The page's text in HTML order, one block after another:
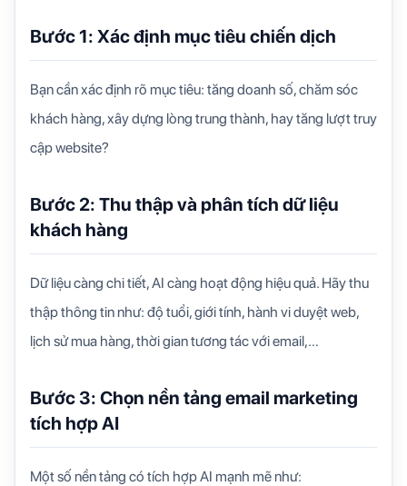
Bước 1: Xác định mục tiêu chiến dịch
Bạn cần xác định rõ mục tiêu: tăng doanh số, chăm sóc
khách hàng, xây dựng lòng trung thành, hay tăng lượt truy
cập website?
Bước 2: Thu thập và phân tích dữ liệu
khách hàng
Dữ liệu càng chi tiết, AI càng hoạt động hiệu quả. Hãy thu
thập thông tin như: độ tuổi, giới tính, hành vi duyệt web,
lịch sử mua hàng, thời gian tương tác với email,…
Bước 3: Chọn nền tảng email marketing
tích hợp AI
Một số nền tảng có tích hợp AI mạnh mẽ như: